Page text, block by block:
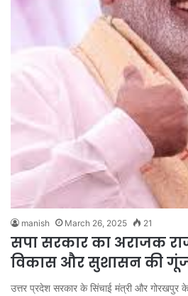
manish March 26, 2025 21
सपा सरकार का अराजक
विकास और सुशासन की
उत्तर प्रदेश सरकार के सिंचाई मंत्री और गोरखपुर